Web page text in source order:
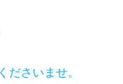
ださいませ。